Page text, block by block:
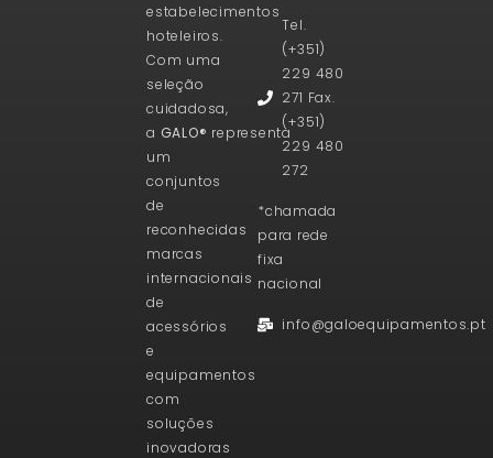
estabelecimentos
hoteleiros.
Com uma
seleção
cuidadosa,
a GALO® representa
um
conjuntos
de
reconhecidas
marcas
internacionais
de
acessórios
e
equipamentos
com
soluções
inovadoras
Tel.
(+351)
229 480
271 Fax.
(+351)
229 480
272
*chamada
para rede
fixa
nacional
info@galoequipamentos.pt